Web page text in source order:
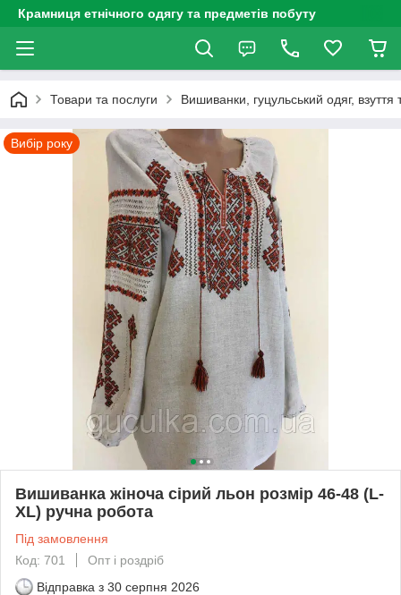
Крамниця етнічного одягу та предметів побуту
Товари та послуги Вишиванки, гуцульський одяг, взуття
Вибір року
Вишиванка жіноча сірий льон розмір 46-48 (L-
XL) ручна робота
Під замовлення
Код: 701
Опт і роздріб
Відправка з 30 серпня 2026